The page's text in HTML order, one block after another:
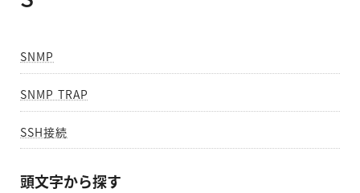
SNMP
SNMP TRAP
SSH接続
頭文字から探す